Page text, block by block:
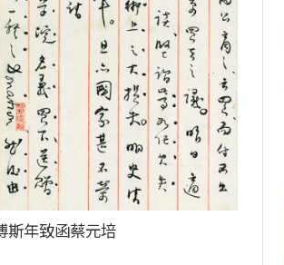
斯年致函蔡元培